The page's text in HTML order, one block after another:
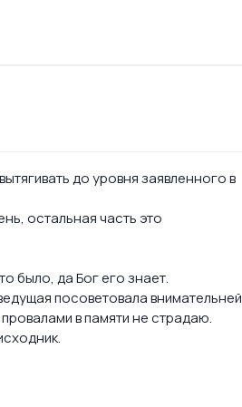
до уровня заявленного в
остальная часть это
было, да Бог его знает.
посоветовала внимательней
в памяти не страдаю.